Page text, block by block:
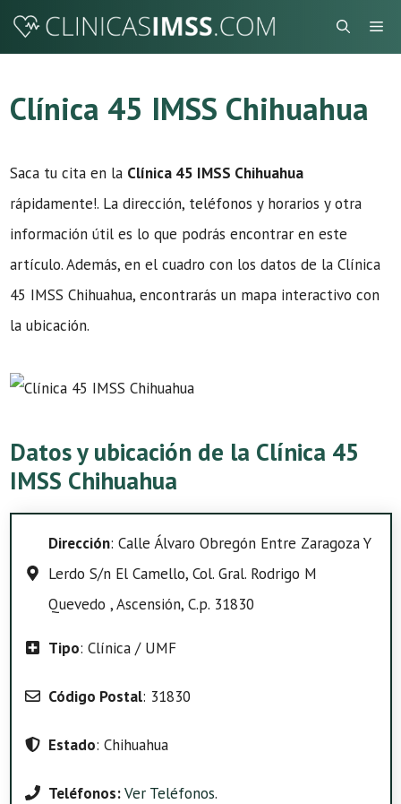
Saltar
Clínica 45 IMSS Chihuahua
Saca tu cita en la Clínica 45 IMSS Chihuahua
rápidamente!. La dirección, teléfonos y horarios y otra
información útil es lo que podrás encontrar en este
artículo. Además, en el cuadro con los datos de la Clínica
45 IMSS Chihuahua, encontrarás un mapa interactivo con
la ubicación.
Datos y ubicación de la Clínica 45
IMSS Chihuahua
Dirección: Calle Álvaro Obregón Entre Zaragoza Y
Lerdo S/n El Camello, Col. Gral. Rodrigo M
Quevedo , Ascensión, C.p. 31830
Tipo: Clínica / UMF
Código Postal: 31830
Estado: Chihuahua
Teléfonos:Ver Teléfonos.